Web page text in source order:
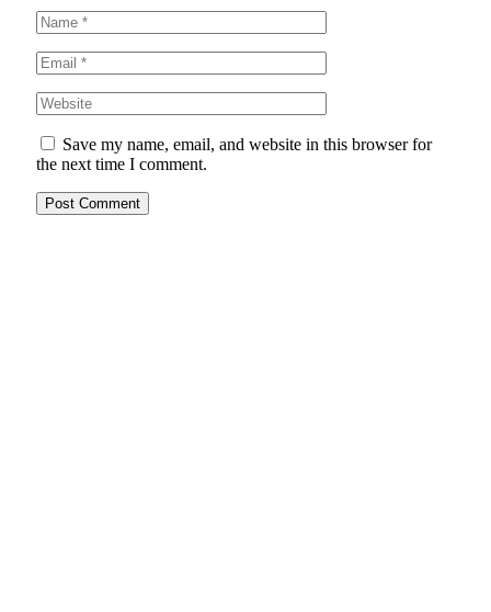
Save my name, email, and website in this browser for
the next time I comment.